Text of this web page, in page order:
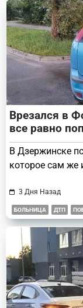
Врезался в
все равно
В Дзержинске
которое сам же
3 Дня Назад
БОЛЬНИЦА ДТП